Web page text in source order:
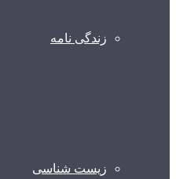
زندگی نامه
زیست شناسی